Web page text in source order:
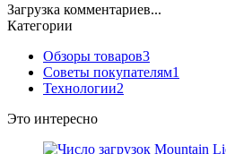
Загрузка комментариев...
Категории
Обзоры товаров3
Советы покупателям1
Технологии2
Это интересно